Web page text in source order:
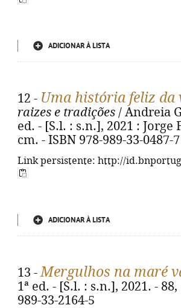
ADICIONAR À LISTA
12 - Uma história feliz da
raizes e tradições / Andreia
ed. - [S.l. : s.n.], 2021 :
cm. - ISBN 978-989-33-0487-7
Link persistente: http://
ADICIONAR À LISTA
13 -Mergulhos na maré
1ª ed. - [S.l. : s.n.], 2021. -
989-33-2164-5